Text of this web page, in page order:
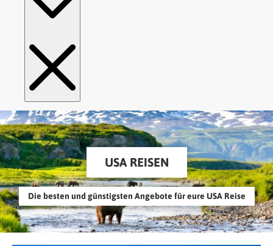
USA REISEN
Die besten und günstigsten Angebote für eure USA Reise